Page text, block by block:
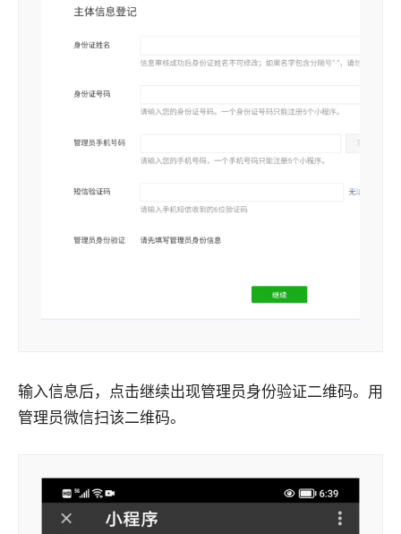
输入信息后，点击继续出现管理员身份验证二维码。用
管理员微信扫该二维码。